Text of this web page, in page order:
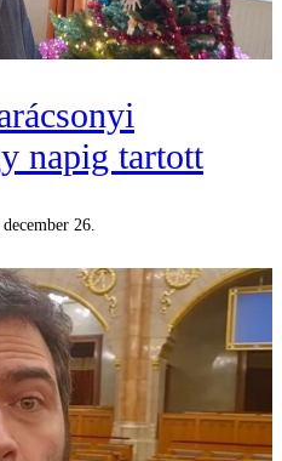
napig tartott
26.